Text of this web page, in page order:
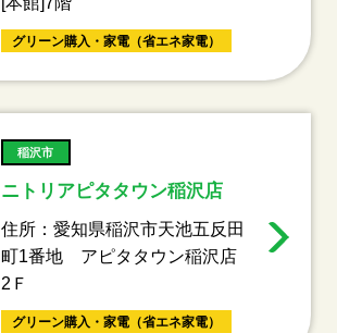
グリーン購入・家電（省エネ家電）
稲沢市
ニトリアピタタウン稲沢店
住所：愛知県稲沢市天池五反田
町1番地 アピタタウン稲沢店
2Ｆ
グリーン購入・家電（省エネ家電）